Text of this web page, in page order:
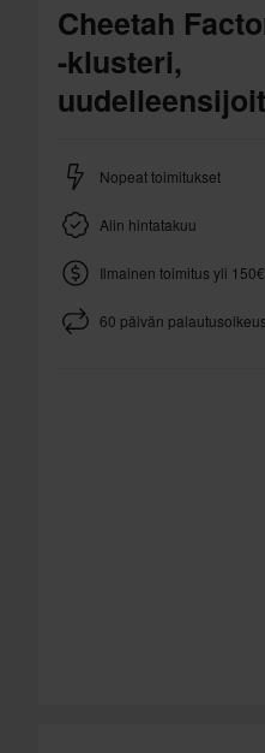
Cheetah
-klusteri,
Nopeat toimitukset
Alin hintatakuu
Ilmainen toimitus yli
60 päivän